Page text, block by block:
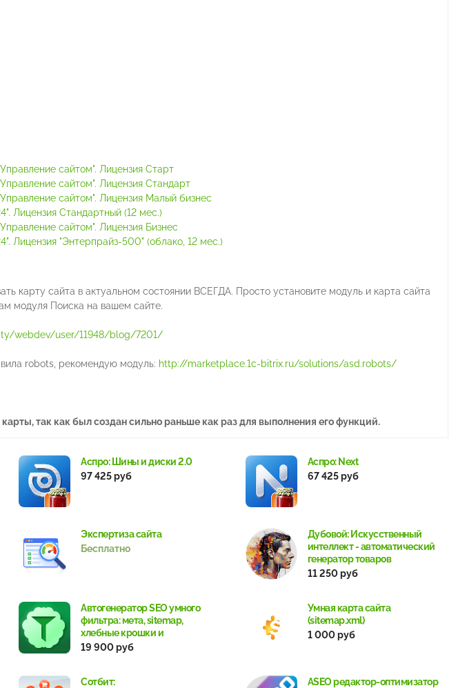
сайтом". Лицензия Старт
сайтом". Лицензия Стандарт
сайтом". Лицензия Малый бизнес
Лицензия Стандартный (12 мес.)
сайтом". Лицензия Бизнес
Лицензия "Энтерпрайз-500" (облако, 12 мес.)
карту сайта в актуальном состоянии ВСЕГДА. Просто установите модуль и карта сайта
модуля Поиска на вашем сайте.
webdev/user/11948/blog/7201/
robots, рекомендую модуль: http://marketplace.1c-bitrix.ru/solutions/asd.robots/
так как был создан сильно раньше как раз для выполнения его функций.
Аспро: Шины и диски 2.0
97 425 руб
Аспро: Next
67 425 руб
Экспертиза сайта
Бесплатно
Дубовой: Искусственный
интеллект - автоматический
генератор товаров
11 250 руб
Автогенератор SEO умного
фильтра: мета, sitemap,
хлебные крошки и
перелинковка
19 900 руб
Умная карта сайта
(sitemap.xml)
1 000 руб
Сотбит:
ASEO редактор-оптимизатор